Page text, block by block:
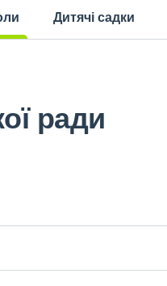
Дитячі садки
ради